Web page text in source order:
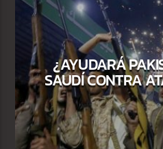
¿AYUDARÁ
SAUDÍ CONTRA